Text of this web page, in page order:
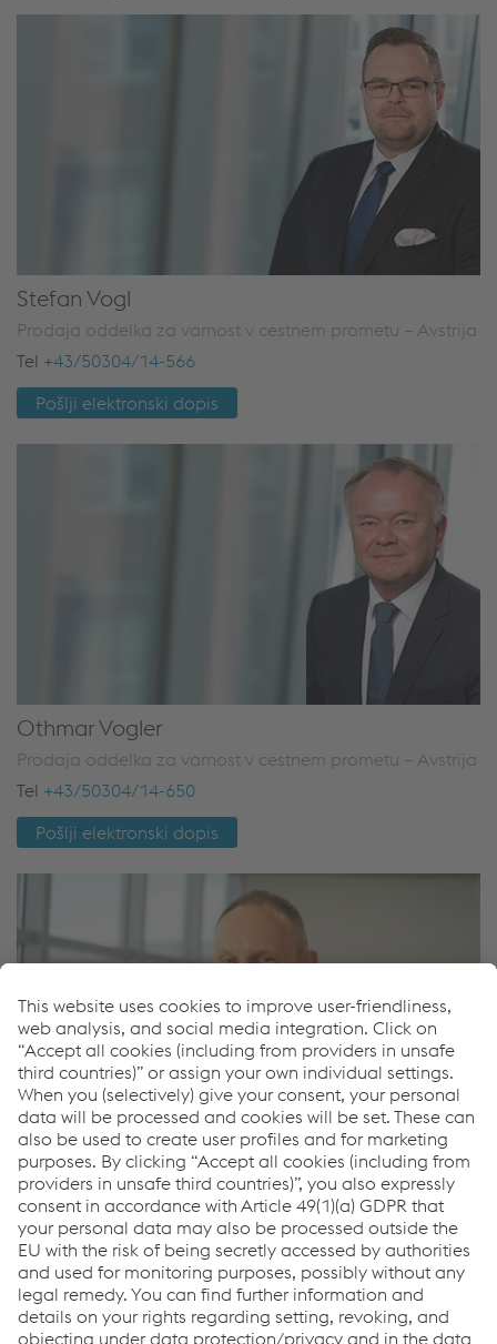
Stefan Vogl
Prodaja oddelka za varnost v cestnem prometu – Avstrija
Tel +43/50304/14-566
Pošlji elektronski dopis
Othmar Vogler
Prodaja oddelka za varnost v cestnem prometu – Avstrija
Tel +43/50304/14-650
Pošlji elektronski dopis
Pavel Zajic
Prodaja oddelka za varnost v cestnem prometu –
Mednarodna
Mob+420/722/917516
Pošlji elektronski dopis